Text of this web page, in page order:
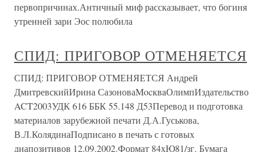
первопричинах.Античный миф рассказывает, что богиня
утренней зари Эос полюбила
СПИД: ПРИГОВОР ОТМЕНЯЕТСЯ
СПИД: ПРИГОВОР ОТМЕНЯЕТСЯ Андрей
ДмитревскийИрина СазоноваMocквaОлимпИздательство
ACT2003УДК 616 ББК 55.148 Д53Перевод и подготовка
материалов зарубежной печати Д.А.Гуськова,
В.Л.КолядинаПодписано в печать с готовых
диапозитивов 12.09.2002.Формат 84хЮ81/зг. Бумага